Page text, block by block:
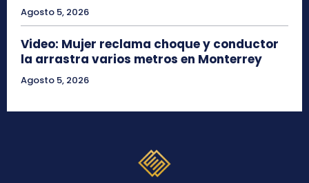
Agosto 5, 2026
Video: Mujer reclama choque y conductor
la arrastra varios metros en Monterrey
Agosto 5, 2026